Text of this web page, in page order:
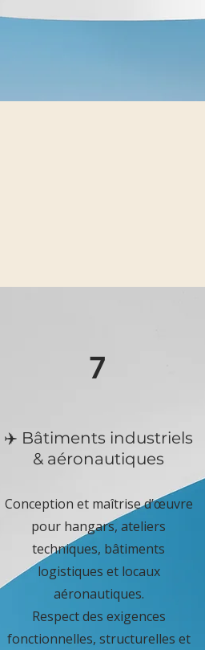
7
✈️ Bâtiments industriels
& aéronautiques
Conception et maîtrise d’œuvre
pour hangars, ateliers
techniques, bâtiments
logistiques et locaux
aéronautiques.
Respect des exigences
fonctionnelles, structurelles et